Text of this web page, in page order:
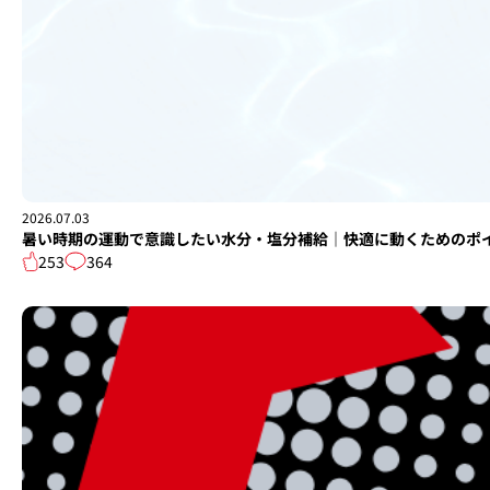
2026.07.03
暑い時期の運動で意識したい水分・塩分補給｜快適に動くためのポ
253
364